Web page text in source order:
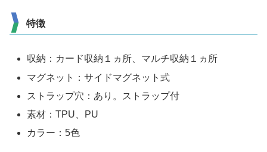
特徴
収納：カード収納１ヵ所、マルチ収納１ヵ所
マグネット：サイドマグネット式
ストラップ穴：あり。ストラップ付
素材：TPU、PU
カラー：5色